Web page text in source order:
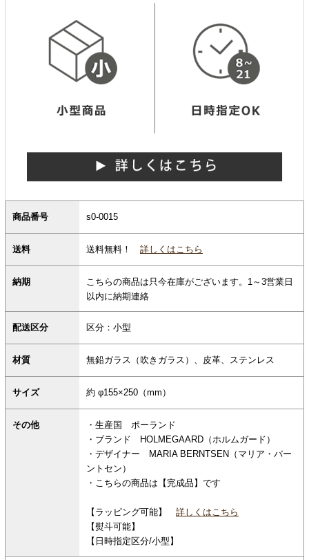
商品番号 s0-0015
送料 送料無料！ 詳しくはこちら
納期
こちらの商品は只今在庫がございます。1～3営業日
以内に納期連絡
配送区分 区分：小型
材質 無鉛ガラス（吹きガラス）、皮革、ステンレス
サイズ 約 φ155×250（mm）
その他
・生産国 ポーランド
・ブランド HOLMEGAARD（ホルムガード）
・デザイナー MARIA BERNTSEN（マリア・バー
ントセン）
・こちらの商品は【完成品】です
【ラッピング可能】 詳しくはこちら
【熨斗可能】
【日時指定区分/小型】